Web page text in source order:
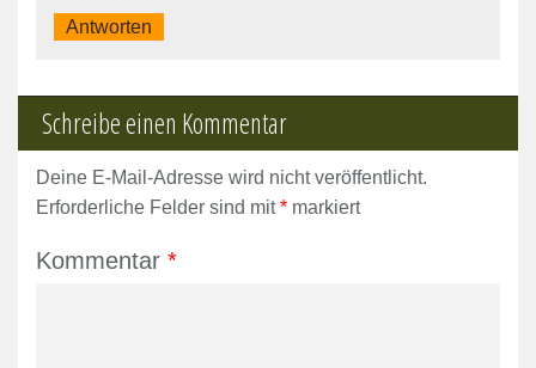
Antworten
Schreibe einen Kommentar
Deine E-Mail-Adresse wird nicht veröffentlicht.
Erforderliche Felder sind mit* markiert
Kommentar *